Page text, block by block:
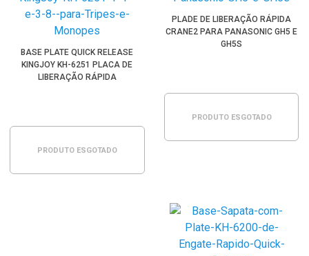
BASE PLATE QUICK RELEASE
KINGJOY KH-6251 PLACA DE
LIBERAÇÃO RÁPIDA
PRODUTO ESGOTADO
PLADE DE LIBERAÇÃO RÁPIDA
CRANE2 PARA PANASONIC GH5 E
GH5S
PRODUTO ESGOTADO